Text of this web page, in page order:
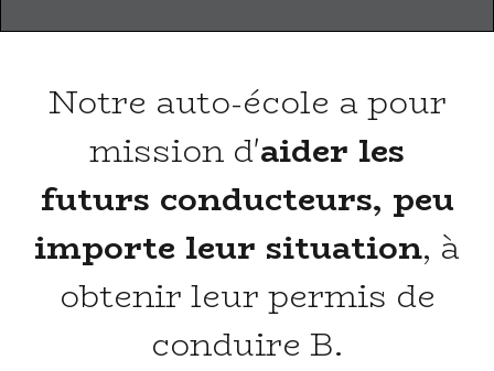
Notre auto-école a pour
mission d'aider les
futurs conducteurs, peu
importe leur situation, à
obtenir leur permis de
conduire B.